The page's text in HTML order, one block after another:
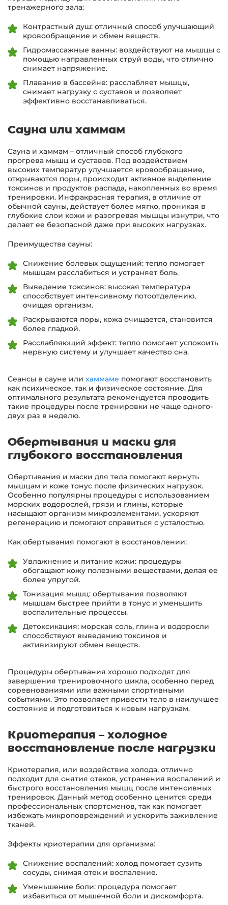
тренажерного зала:
Контрастный душ: отличный способ улучшающий
кровообращение и обмен веществ.
Гидромассажные ванны: воздействуют на мышцы с
помощью направленных струй воды, что отлично
снимает напряжение.
Плавание в бассейне: расслабляет мышцы,
снимает нагрузку с суставов и позволяет
эффективно восстанавливаться.
Сауна или хаммам
Сауна и хаммам – отличный способ глубокого
прогрева мышц и суставов. Под воздействием
высоких температур улучшается кровообращение,
открываются поры, происходит активное выделение
токсинов и продуктов распада, накопленных во время
тренировки. Инфракрасная терапия, в отличие от
обычной сауны, действует более мягко, проникая в
глубокие слои кожи и разогревая мышцы изнутри, что
делает ее безопасной даже при высоких нагрузках.
Преимущества сауны:
Снижение болевых ощущений: тепло помогает
мышцам расслабиться и устраняет боль.
Выведение токсинов: высокая температура
способствует интенсивному потоотделению,
очищая организм.
Раскрываются поры, кожа очищается, становится
более гладкой.
Расслабляющий эффект: тепло помогает успокоить
нервную систему и улучшает качество сна.
Сеансы в сауне или хаммаме помогают восстановить
как психическое, так и физическое состояние. Для
оптимального результата рекомендуется проводить
такие процедуры после тренировки не чаще одного-
двух раз в неделю.
Обертывания и маски для
глубокого восстановления
Обертывания и маски для тела помогают вернуть
мышцам и коже тонус после физических нагрузок.
Особенно популярны процедуры с использованием
морских водорослей, грязи и глины, которые
насыщают организм микроэлементами, ускоряют
регенерацию и помогают справиться с усталостью.
Как обертывания помогают в восстановлении:
Увлажнение и питание кожи: процедуры
обогащают кожу полезными веществами, делая ее
более упругой.
Тонизация мышц: обертывания позволяют
мышцам быстрее прийти в тонус и уменьшить
воспалительные процессы.
Детоксикация: морская соль, глина и водоросли
способствуют выведению токсинов и
активизируют обмен веществ.
Процедуры обертывания хорошо подходят для
завершения тренировочного цикла, особенно перед
соревнованиями или важными спортивными
событиями. Это позволяет привести тело в наилучшее
состояние и подготовиться к новым нагрузкам.
Криотерапия – холодное
восстановление после нагрузки
Криотерапия, или воздействие холода, отлично
подходит для снятия отеков, устранения воспалений и
быстрого восстановления мышц после интенсивных
тренировок. Данный метод особенно ценится среди
профессиональных спортсменов, так как помогает
избежать микроповреждений и ускорить заживление
тканей.
Эффекты криотерапии для организма:
Снижение воспалений: холод помогает сузить
сосуды, снимая отек и воспаление.
Уменьшение боли: процедура помогает
избавиться от мышечной боли и дискомфорта.